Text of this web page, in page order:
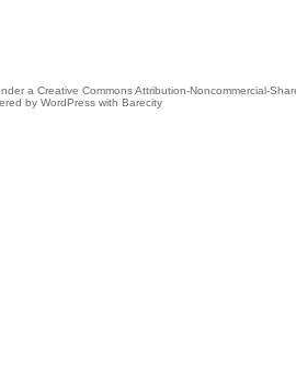
a Creative Commons Attribution-Noncommercial-
by WordPress with Barecity